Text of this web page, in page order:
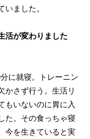
いました。
が変わりました
に就寝。トレーニン
かさず行う。生活リ
もいないのに胃に入
た。その食っちゃ寝
今を生きていると実